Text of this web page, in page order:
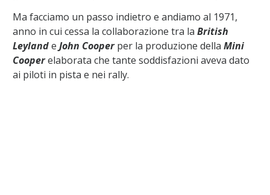
Ma facciamo un passo indietro e andiamo al 1971,
anno in cui cessa la collaborazione tra la British
Leylande John Cooperper la produzione della Mini
Cooperelaborata che tante soddisfazioni aveva dato
ai piloti in pista e nei rally.